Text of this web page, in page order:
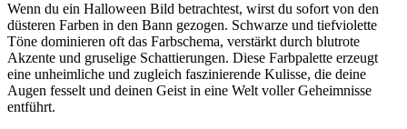
Wenn du ein Halloween Bild betrachtest, wirst du sofort von den
düsteren Farben in den Bann gezogen. Schwarze und tiefviolette
Töne dominieren oft das Farbschema, verstärkt durch blutrote
Akzente und gruselige Schattierungen. Diese Farbpalette erzeugt
eine unheimliche und zugleich faszinierende Kulisse, die deine
Augen fesselt und deinen Geist in eine Welt voller Geheimnisse
entführt.